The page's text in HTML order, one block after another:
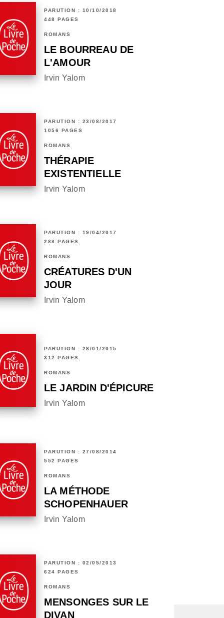
PARUTION : 10/10/2018
448 PAGES
ROMANS
LE BOURREAU DE
L'AMOUR
Irvin Yalom
PARUTION : 23/08/2017
1056 PAGES
ROMANS
THÉRAPIE
EXISTENTIELLE
Irvin Yalom
PARUTION : 19/04/2017
288 PAGES
ROMANS
CRÉATURES D'UN
JOUR
Irvin Yalom
PARUTION : 28/01/2015
312 PAGES
ROMANS
LE JARDIN D'ÉPICURE
Irvin Yalom
PARUTION : 27/08/2014
552 PAGES
ROMANS
LA MÉTHODE
SCHOPENHAUER
Irvin Yalom
PARUTION : 02/05/2013
624 PAGES
ROMANS
MENSONGES SUR LE
DIVAN